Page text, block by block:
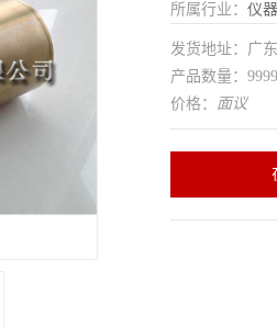
所属行业： 仪
发货地址：广
产品数量：
价格： 面议